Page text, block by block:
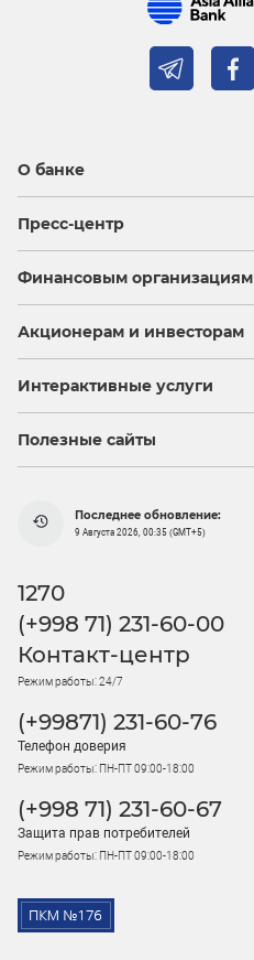
О банке
Пресс-центр
Финансовым организациям
Акционерам и инвесторам
Интерактивные услуги
Полезные сайты
Последнее обновление:
9 Августа 2026, 00:35 (GMT+5)
1270
(+998 71) 231-60-00
Контакт-центр
Режим работы: 24/7
(+99871) 231-60-76
Телефон доверия
Режим работы: ПН-ПТ 09:00-18:00
(+998 71) 231-60-67
Защита прав потребителей
Режим работы: ПН-ПТ 09:00-18:00